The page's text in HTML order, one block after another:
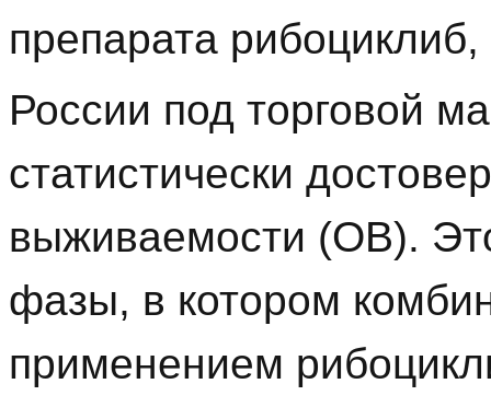
препарата рибоциклиб,
России под торговой
статистически
выживаемости (ОВ).
фазы, в котором
применением